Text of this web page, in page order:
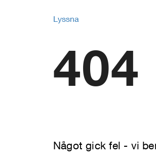
Lyssna
404
Något gick fel - vi